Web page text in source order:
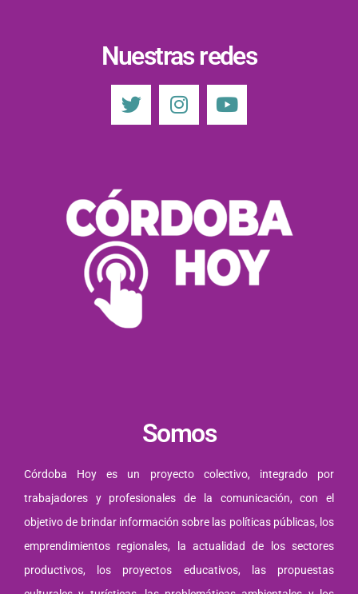
Nuestras redes
Somos
Córdoba Hoy es un proyecto colectivo, integrado por
trabajadores y profesionales de la comunicación, con el
objetivo de brindar información sobre las políticas públicas, los
emprendimientos regionales, la actualidad de los sectores
productivos, los proyectos educativos, las propuestas